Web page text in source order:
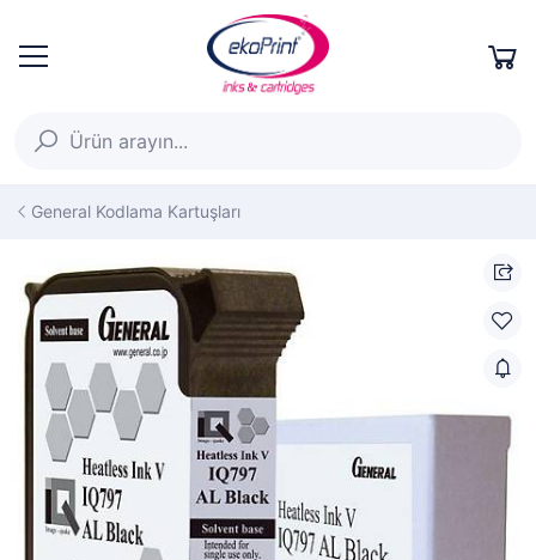
General Kodlama Kartuşları